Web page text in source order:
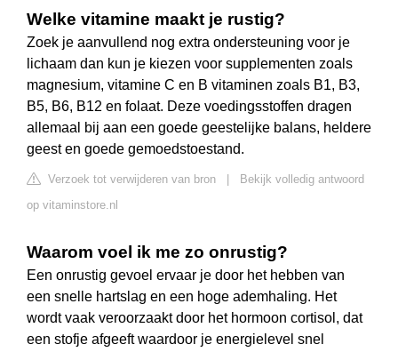
Welke vitamine maakt je rustig?
Zoek je aanvullend nog extra ondersteuning voor je
lichaam dan kun je kiezen voor supplementen zoals
magnesium, vitamine C en B vitaminen zoals B1, B3,
B5, B6, B12 en folaat. Deze voedingsstoffen dragen
allemaal bij aan een goede geestelijke balans, heldere
geest en goede gemoedstoestand.
Verzoek tot verwijderen van bron
Bekijk volledig antwoord
op vitaminstore.nl
Waarom voel ik me zo onrustig?
Een onrustig gevoel ervaar je door het hebben van
een snelle hartslag en een hoge ademhaling. Het
wordt vaak veroorzaakt door het hormoon cortisol, dat
een stofje afgeeft waardoor je energielevel snel